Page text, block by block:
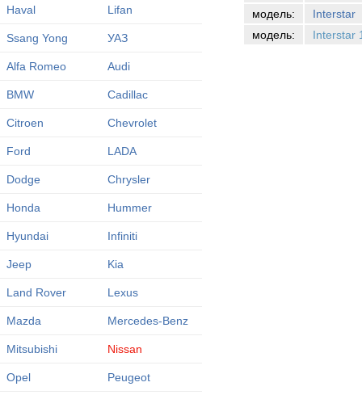
Haval Lifan
Ssang Yong УАЗ
Alfa Romeo Audi
BMW Cadillac
Citroen Chevrolet
Ford LADA
Dodge Chrysler
Honda Hummer
Hyundai Infiniti
Jeep Kia
Land Rover Lexus
Mazda Mercedes-Benz
Mitsubishi Nissan
Opel Peugeot
модель:
Interstar
модель:
Interstar